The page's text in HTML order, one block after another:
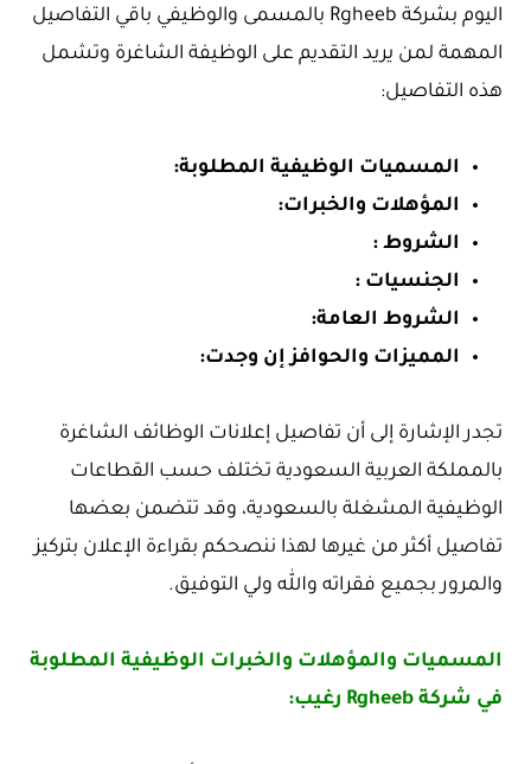
اليوم بشركة Rgheeb بالمسمى والوظيفي باقي التفاصيل
المهمة لمن يريد التقديم على الوظيفة الشاغرة وتشمل
هذه التفاصيل:
المسميات الوظيفية المطلوبة:
المؤهلات والخبرات:
الشروط :
الجنسيات :
الشروط العامة:
المميزات والحوافز إن وجدت:
تجدر الإشارة إلى أن تفاصيل إعلانات الوظائف الشاغرة
بالمملكة العربية السعودية تختلف حسب القطاعات
الوظيفية المشغلة بالسعودية، وقد تتضمن بعضها
تفاصيل أكثر من غيرها لهذا ننصحكم بقراءة الإعلان بتركيز
والمرور بجميع فقراته والله ولي التوفيق.
المسميات والمؤهلات والخبرات الوظيفية المطلوبة
في شركة Rgheeb رغيب: